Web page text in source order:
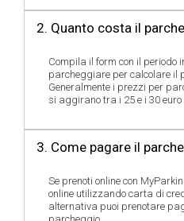
2. Quanto costa il
Compila il form con il periodo
parcheggiare per calcolare il
Generalmente i prezzi per
si aggirano tra i 25 e i 30
3. Come pagare il
Se prenoti online con
online utilizzando carta di
alternativa puoi prenotare